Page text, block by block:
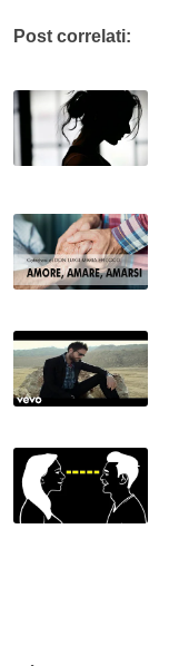
Post correlati: